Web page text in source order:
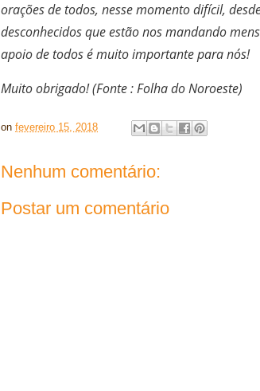
orações de todos, nesse momento difícil,
desconhecidos que estão nos mandando
apoio de todos é muito importante para nós!
Muito obrigado! (Fonte : Folha do Noroeste)
on fevereiro 15, 2018
Nenhum comentário:
Postar um comentário